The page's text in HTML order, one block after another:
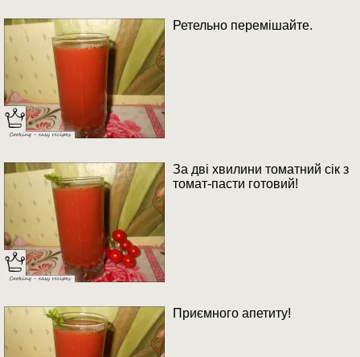
Ретельно перемішайте.
За дві хвилини томатний сік з
томат-пасти готовий!
Приємного апетиту!